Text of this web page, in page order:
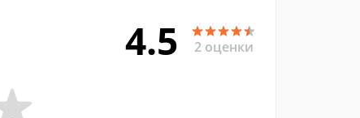
4.5 2 оценки